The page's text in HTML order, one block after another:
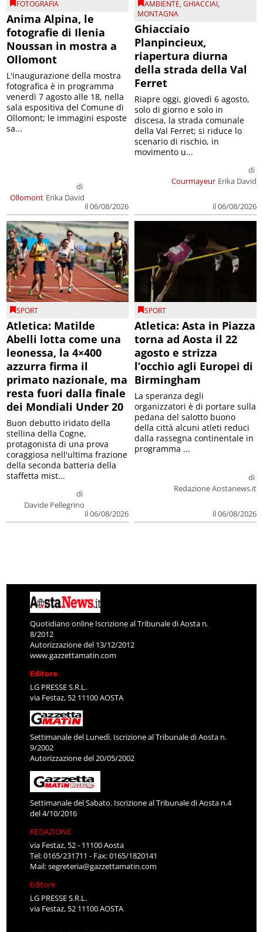
FOTOGRAFIA
Anima Alpina, le
fotografie di Ilenia
Noussan in mostra a
Ollomont
Ollomont
di
Erika David
il 06/08/2026
L'inaugurazione della mostra
fotografica è in programma
venerdì 7 agosto alle 18, nella
sala espositiva del Comune di
Ollomont; le immagini esposte
sa...
AMBIENTE,GHIACCIAI,
MONTAGNA
Ghiacciaio
Planpincieux,
riapertura diurna
della strada della Val
Ferret
Courmayeur
di
Erika David
il 06/08/2026
Riapre oggi, giovedì 6 agosto,
solo di giorno e solo in
discesa, la strada comunale
della Val Ferret; si riduce lo
scenario di rischio, in
movimento u...
SPORT
Atletica: Matilde
Abelli lotta come una
leonessa, la 4×400
azzurra firma il
primato nazionale, ma
resta fuori dalla finale
dei Mondiali Under 20
di
Davide Pellegrino
il 06/08/2026
Buon debutto iridato della
stellina della Cogne,
protagonista di una prova
coraggiosa nell'ultima frazione
della seconda batteria della
staffetta mist...
SPORT
Atletica: Asta in Piazza
torna ad Aosta il 22
agosto e strizza
l’occhio agli Europei di
Birmingham
di
Redazione Aostanews.it
il 06/08/2026
La speranza degli
organizzatori è di portare sulla
pedana del salotto buono
della città alcuni atleti reduci
dalla rassegna continentale in
programma ...
Quotidiano online Iscrizione al Tribunale di Aosta n.
8/2012
Autorizzazione del 13/12/2012
www.gazzettamatin.com
Editore
LG PRESSE S.R.L.
via Festaz, 52 11100 AOSTA
Settimanale del Lunedì. Iscrizione al Tribunale di Aosta n.
9/2002
Autorizzazione del 20/05/2002
Settimanale del Sabato. Iscrizione al Tribunale di Aosta n.4
del 4/10/2016
REDAZIONE
via Festaz, 52 - 11100 Aosta
Tel: 0165/231711 - Fax: 0165/1820141
Mail:segreteria@gazzettamatin.com
Editore
LG PRESSE S.R.L.
via Festaz, 52 11100 AOSTA